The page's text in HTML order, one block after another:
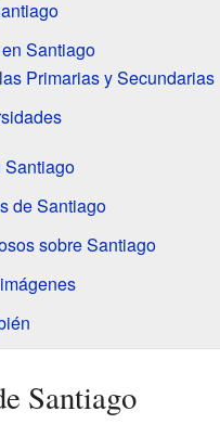
Santiago
Primarias y Secundarias
Santiago
de Santiago
sobre Santiago
Santiago